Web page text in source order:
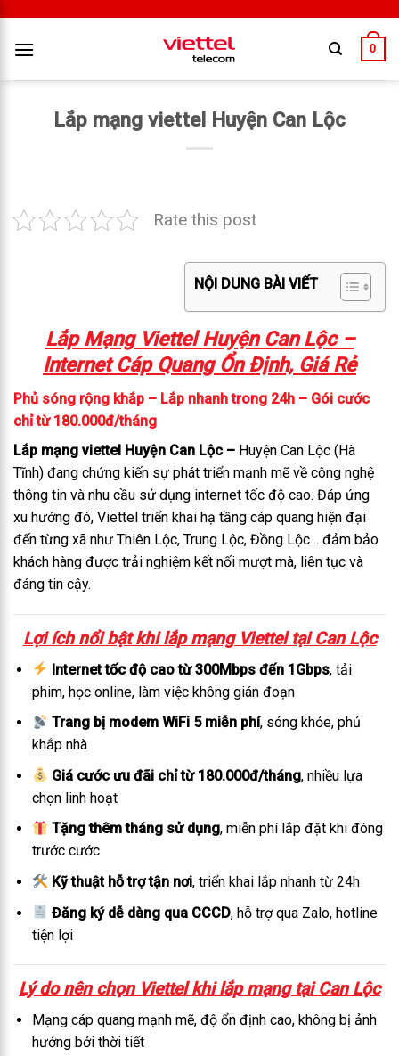
0
Lắp mạng viettel Huyện Can Lộc
Rate this post
NỘI DUNG BÀI VIẾT
Lắp Mạng Viettel Huyện Can Lộc –
Internet Cáp Quang Ổn Định, Giá Rẻ
Phủ sóng rộng khắp – Lắp nhanh trong 24h – Gói cước
chỉ từ 180.000đ/tháng
Lắp mạng viettel Huyện Can Lộc – Huyện Can Lộc (Hà
Tĩnh) đang chứng kiến sự phát triển mạnh mẽ về công nghệ
thông tin và nhu cầu sử dụng internet tốc độ cao. Đáp ứng
xu hướng đó, Viettel triển khai hạ tầng cáp quang hiện đại
đến từng xã như Thiên Lộc, Trung Lộc, Đồng Lộc… đảm bảo
khách hàng được trải nghiệm kết nối mượt mà, liên tục và
đáng tin cậy.
Lợi ích nổi bật khi lắp mạng Viettel tại Can Lộc
Internet tốc độ cao từ 300Mbps đến 1Gbps, tải
phim, học online, làm việc không gián đoạn
Trang bị modem WiFi 5 miễn phí, sóng khỏe, phủ
khắp nhà
Giá cước ưu đãi chỉ từ 180.000đ/tháng, nhiều lựa
chọn linh hoạt
Tặng thêm tháng sử dụng, miễn phí lắp đặt khi đóng
trước cước
Kỹ thuật hỗ trợ tận nơi, triển khai lắp nhanh từ 24h
Đăng ký dễ dàng qua CCCD, hỗ trợ qua Zalo, hotline
tiện lợi
Lý do nên chọn Viettel khi lắp mạng tại Can Lộc
Mạng cáp quang mạnh mẽ, độ ổn định cao, không bị ảnh
hưởng bởi thời tiết